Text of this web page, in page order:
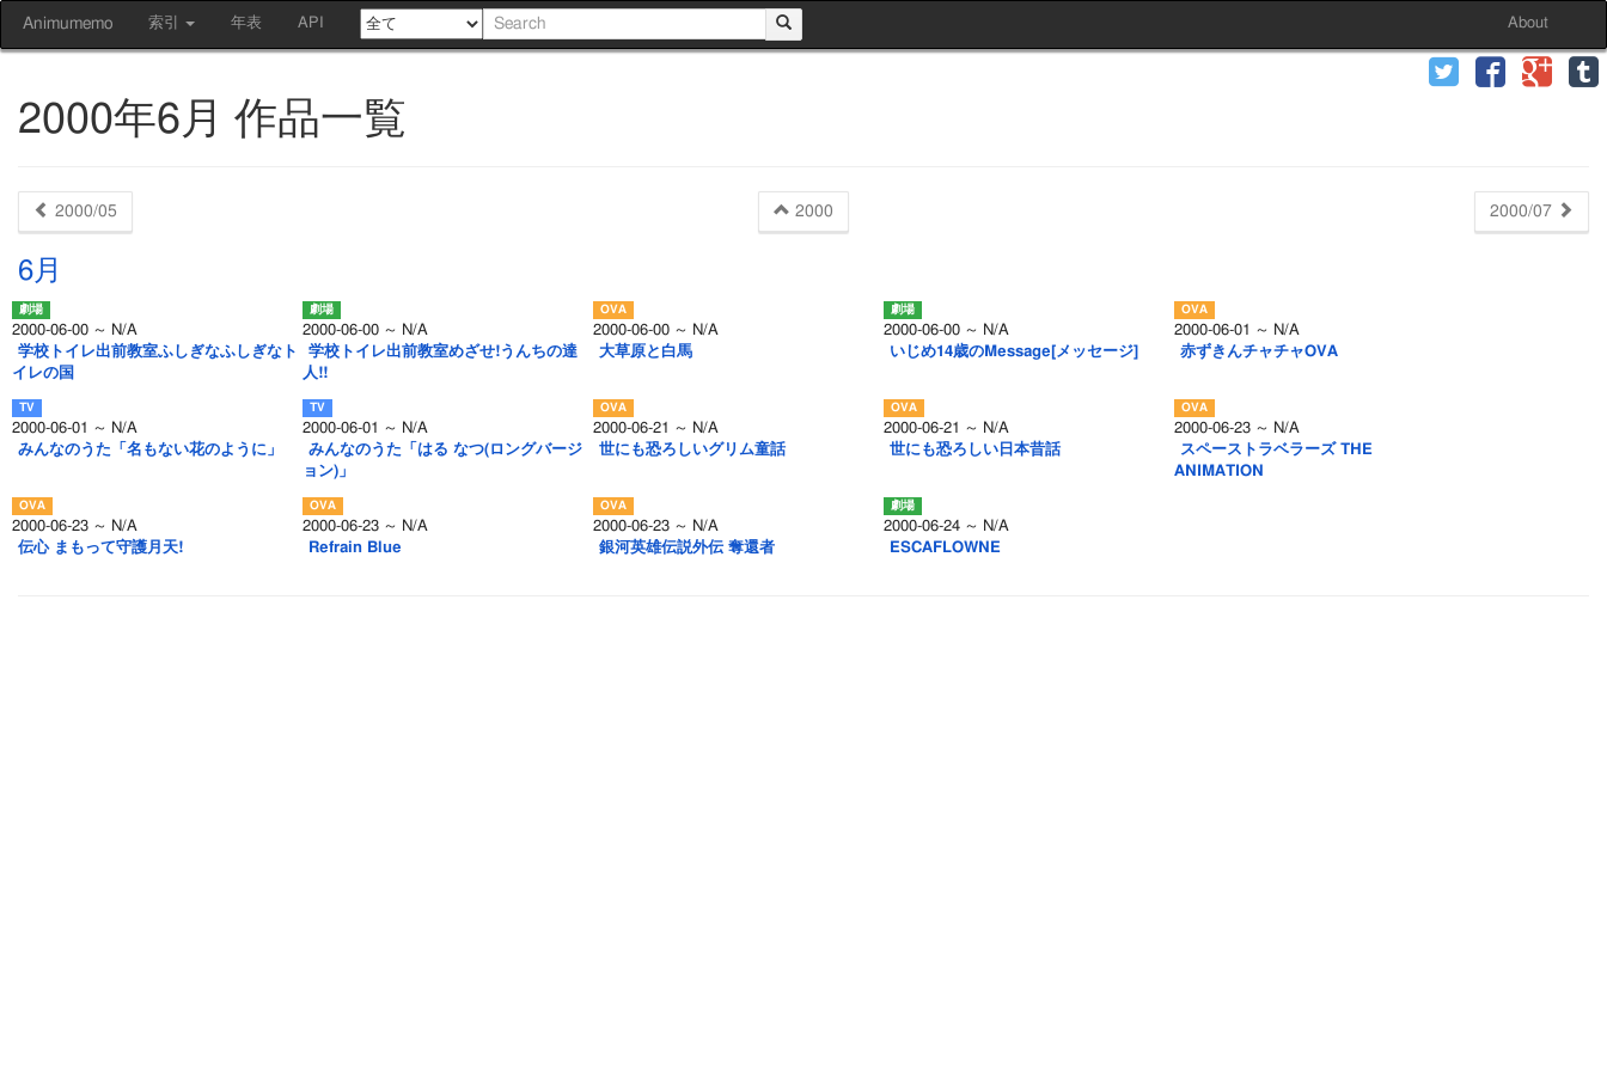
Animumemo 索引 年表 API About
2000年6月 作品一覧
2000/05 2000 2000/07
6月
2000-06-00 ～ N/A
学校トイレ出前教室ふしぎなふしぎなト
イレの国
2000-06-00 ～ N/A
学校トイレ出前教室めざせ!うんちの達
人!!
2000-06-00 ～ N/A
大草原と白馬
2000-06-00 ～ N/A
いじめ14歳のMessage[メッセージ]
2000-06-01 ～ N/A
赤ずきんチャチャOVA
2000-06-01 ～ N/A
みんなのうた「名もない花のように」
2000-06-01 ～ N/A
みんなのうた「はる なつ(ロングバージ
ョン)」
2000-06-21 ～ N/A
世にも恐ろしいグリム童話
2000-06-21 ～ N/A
世にも恐ろしい日本昔話
2000-06-23 ～ N/A
スペーストラベラーズ THE
ANIMATION
2000-06-23 ～ N/A
伝心 まもって守護月天!
2000-06-23 ～ N/A
Refrain Blue
2000-06-23 ～ N/A
銀河英雄伝説外伝 奪還者
2000-06-24 ～ N/A
ESCAFLOWNE